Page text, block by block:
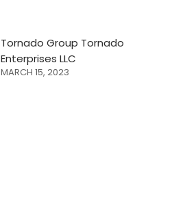
Tornado Group Tornado
Enterprises LLC
MARCH 15, 2023